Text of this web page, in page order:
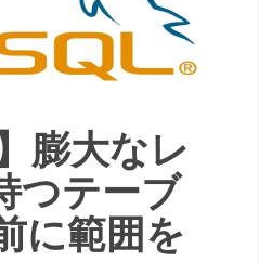
膨大なレ
つテーブ
に範囲を